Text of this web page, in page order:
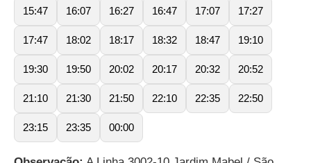
15:47 16:07 16:27 16:47 17:07 17:27
17:47 18:02 18:17 18:32 18:47 19:10
19:30 19:50 20:02 20:17 20:32 20:52
21:10 21:30 21:50 22:10 22:35 22:50
23:15 23:35 00:00